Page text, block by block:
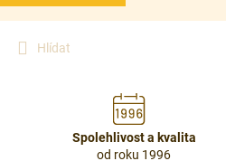
Hlídat
Spolehlivost a kvalita
od roku 1996